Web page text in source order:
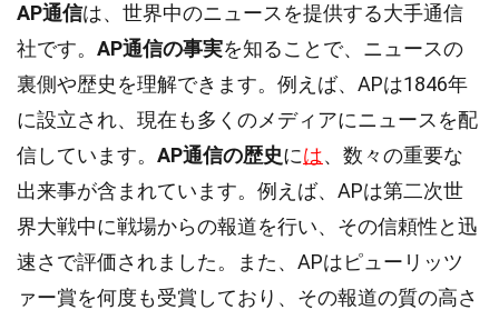
AP通信は、世界中のニュースを提供する大手通信
社です。 AP通信の事実を知ることで、ニュースの
裏側や歴史を理解できます。例えば、APは1846年
に設立され、現在も多くのメディアにニュースを配
信しています。 AP通信の歴史には、数々の重要な
出来事が含まれています。例えば、APは第二次世
界大戦中に戦場からの報道を行い、その信頼性と迅
速さで評価されました。また、APはピューリッツ
ァー賞を何度も受賞しており、その報道の質の高さ